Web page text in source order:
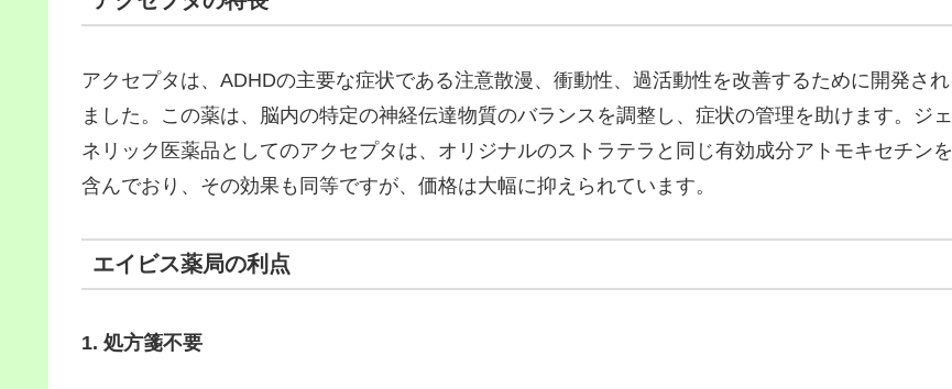
アクセプタは、ADHDの主要な症状である注意散漫、衝動性、過活動性を改善するために開発され
ました。この薬は、脳内の特定の神経伝達物質のバランスを調整し、症状の管理を助けます。ジェ
ネリック医薬品としてのアクセプタは、オリジナルのストラテラと同じ有効成分アトモキセチンを
含んでおり、その効果も同等ですが、価格は大幅に抑えられています。
エイビス薬局の利点
1. 処方箋不要